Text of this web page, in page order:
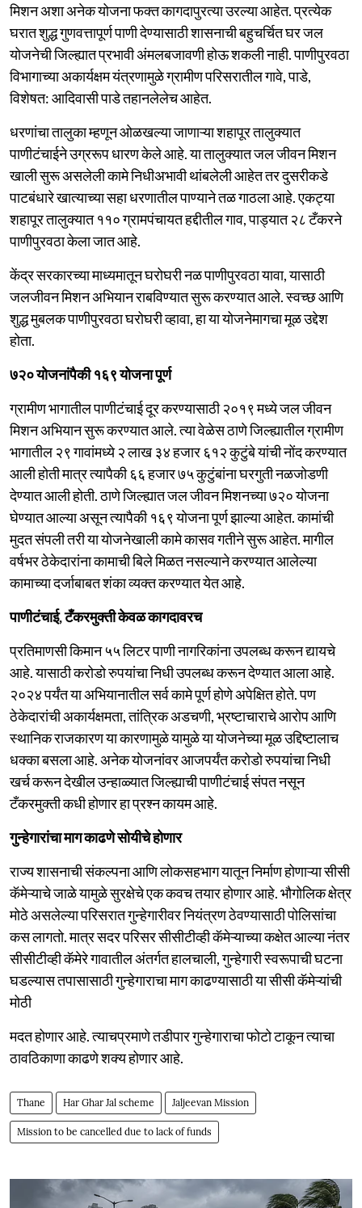
मिशन अशा अनेक योजना फक्त कागदापुरत्या उरल्या आहेत. प्रत्येक
घरात शुद्ध गुणवत्तापूर्ण पाणी देण्यासाठी शासनाची बहुचर्चित घर जल
योजनेची जिल्ह्यात प्रभावी अंमलबजावणी होऊ शकली नाही. पाणीपुरवठा
विभागाच्या अकार्यक्षम यंत्रणामुळे ग्रामीण परिसरातील गावे, पाडे,
विशेषत: आदिवासी पाडे तहानलेलेच आहेत.
धरणांचा तालुका म्हणून ओळखल्या जाणाऱ्या शहापूर तालुक्यात
पाणीटंचाईने उग्ररूप धारण केले आहे. या तालुक्यात जल जीवन मिशन
खाली सुरू असलेली कामे निधीअभावी थांबलेली आहेत तर दुसरीकडे
पाटबंधारे खात्याच्या सहा धरणातील पाण्याने तळ गाठला आहे. एकट्या
शहापूर तालुक्यात ११० ग्रामपंचायत हद्दीतील गाव, पाड्यात २८ टँकरने
पाणीपुरवठा केला जात आहे.
केंद्र सरकारच्या माध्यमातून घरोघरी नळ पाणीपुरवठा यावा, यासाठी
जलजीवन मिशन अभियान राबविण्यात सुरू करण्यात आले. स्वच्छ आणि
शुद्ध मुबलक पाणीपुरवठा घरोघरी व्हावा, हा या योजनेमागचा मूळ उद्देश
होता.
७२० योजनांपैकी १६९ योजना पूर्ण
ग्रामीण भागातील पाणीटंचाई दूर करण्यासाठी २०१९ मध्ये जल जीवन
मिशन अभियान सुरू करण्यात आले. त्या वेळेस ठाणे जिल्ह्यातील ग्रामीण
भागातील २९ गावांमध्ये २ लाख ३४ हजार ६१२ कुटुंबे यांची नोंद करण्यात
आली होती मात्र त्यापैकी ६६ हजार ७५ कुटुंबांना घरगुती नळजोडणी
देण्यात आली होती. ठाणे जिल्ह्यात जल जीवन मिशनच्या ७२० योजना
घेण्यात आल्या असून त्यापैकी १६९ योजना पूर्ण झाल्या आहेत. कामांची
मुदत संपली तरी या योजनेखाली कामे कासव गतीने सुरू आहेत. मागील
वर्षभर ठेकेदारांना कामाची बिले मिळत नसल्याने करण्यात आलेल्या
कामाच्या दर्जाबाबत शंका व्यक्त करण्यात येत आहे.
पाणीटंचाई, टँकरमुक्ती केवळ कागदावरच
प्रतिमाणसी किमान ५५ लिटर पाणी नागरिकांना उपलब्ध करून द्यायचे
आहे. यासाठी करोडो रुपयांचा निधी उपलब्ध करून देण्यात आला आहे.
२०२४ पर्यंत या अभियानातील सर्व कामे पूर्ण होणे अपेक्षित होते. पण
ठेकेदारांची अकार्यक्षमता, तांत्रिक अडचणी, भ्रष्टाचाराचे आरोप आणि
स्थानिक राजकारण या कारणामुळे यामुळे या योजनेच्या मूळ उद्दिष्टालाच
धक्का बसला आहे. अनेक योजनांवर आजपर्यंत करोडो रुपयांचा निधी
खर्च करून देखील उन्हाळ्यात जिल्ह्याची पाणीटंचाई संपत नसून
टँकरमुक्ती कधी होणार हा प्रश्न कायम आहे.
गुन्हेगारांचा माग काढणे सोयीचे होणार
राज्य शासनाची संकल्पना आणि लोकसहभाग यातून निर्माण होणाऱ्या सीसी
कॅमेऱ्याचे जाळे यामुळे सुरक्षेचे एक कवच तयार होणार आहे. भौगोलिक क्षेत्र
मोठे असलेल्या परिसरात गुन्हेगारीवर नियंत्रण ठेवण्यासाठी पोलिसांचा
कस लागतो. मात्र सदर परिसर सीसीटीव्ही कॅमेऱ्याच्या कक्षेत आल्या नंतर
सीसीटीव्ही कॅमेरे गावातील अंतर्गत हालचाली, गुन्हेगारी स्वरूपाची घटना
घडल्यास तपासासाठी गुन्हेगाराचा माग काढण्यासाठी या सीसी कॅमेऱ्यांची
मोठी
मदत होणार आहे. त्याचप्रमाणे तडीपार गुन्हेगाराचा फोटो टाकून त्याचा
ठावठिकाणा काढणे शक्य होणार आहे.
Thane Har Ghar Jal scheme Jaljeevan Mission
Mission to be cancelled due to lack of funds